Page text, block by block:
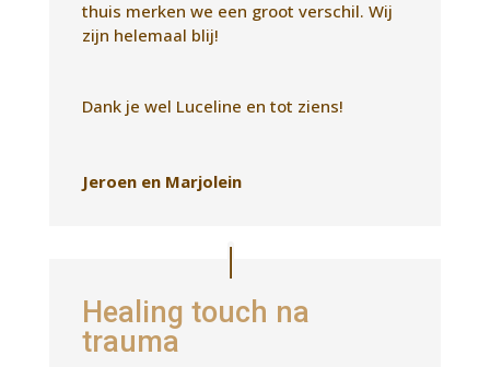
Healing touch na
trauma
Mijn chiwawa Noa van 1,5 jaar, is een
wennen. Luceline vertelde over de
mogelijkheden van een healing sessie. Ik